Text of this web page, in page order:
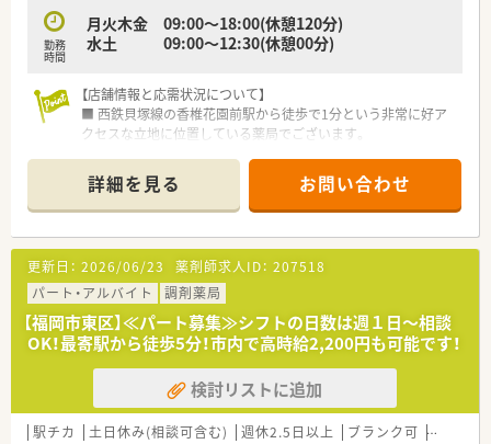
的な給与条件を決定いたします。
■定年は60歳代前後まで幅広く検討可能であり、熟練のスキル
勤務
時間
月火木金 09:00〜18:00(休憩120分)
水土 09:00〜12:30(休憩00分)
【店舗情報と応需状況について】
■ 西鉄貝塚線の香椎花園前駅から徒歩で1分という非常に好ア
クセスな立地に位置している薬局でございます。
20枚から30枚/日と枚数負担は少なめです。
■ 勤務体制は薬剤師1名と事務1名の計2名体制での運営となっ
ており、ゆとりをもって業務に取り組めます。
【募集背景と求める人物像について】
■ 今回の募集は通勤距離を理由とする前任者の退職に伴う欠員
補充であり、管理薬剤師を募集しています。
■ やるべきことをきちんと実行し、仕事に対して前向きに「〇〇
を頑張ります！」と答えられる意欲的な方を求めています。
■ 50代までの方が受入範囲の目安ですが、60代は基本的に難し
く、管理未経験や経験5年未満の方も推薦可能でございます。
【法人特徴について】
■ 福岡県内に3店舗を展開している地域密着型の個人薬局であ
詳細を見る お問い合わせ
更新日： 2026/06/23 薬剤師求人ID： 207518
パート・アルバイト
調剤薬局
【福岡市東区】≪パート募集≫シフトの日数は週１日～相談
OK！最寄駅から徒歩5分！市内で高時給2,200円も可能です！
検討リストに追加
駅チカ 土日休み(相談可含む) 週休2.5日以上 ブランク可 Ｗワー